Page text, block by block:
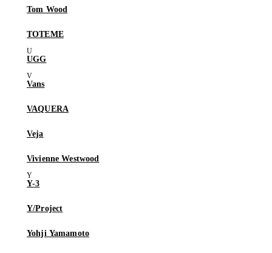
Tom Wood
TOTEME
UGG
Vans
VAQUERA
Veja
Vivienne Westwood
Y-3
Y/Project
Yohji Yamamoto